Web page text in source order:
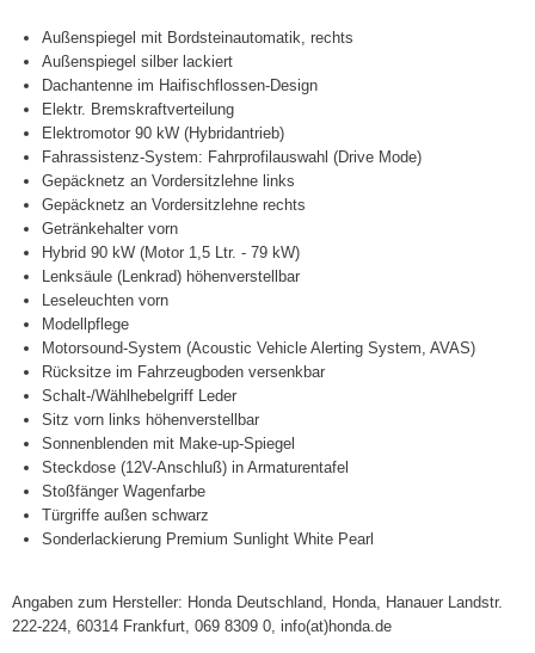
Außenspiegel mit Bordsteinautomatik, rechts
Außenspiegel silber lackiert
Dachantenne im Haifischflossen-Design
Elektr. Bremskraftverteilung
Elektromotor 90 kW (Hybridantrieb)
Fahrassistenz-System: Fahrprofilauswahl (Drive Mode)
Gepäcknetz an Vordersitzlehne links
Gepäcknetz an Vordersitzlehne rechts
Getränkehalter vorn
Hybrid 90 kW (Motor 1,5 Ltr. - 79 kW)
Lenksäule (Lenkrad) höhenverstellbar
Leseleuchten vorn
Modellpflege
Motorsound-System (Acoustic Vehicle Alerting System, AVAS)
Rücksitze im Fahrzeugboden versenkbar
Schalt-/Wählhebelgriff Leder
Sitz vorn links höhenverstellbar
Sonnenblenden mit Make-up-Spiegel
Steckdose (12V-Anschluß) in Armaturentafel
Stoßfänger Wagenfarbe
Türgriffe außen schwarz
Sonderlackierung Premium Sunlight White Pearl
Angaben zum Hersteller: Honda Deutschland, Honda, Hanauer Landstr.
222-224, 60314 Frankfurt, 069 8309 0, info(at)honda.de